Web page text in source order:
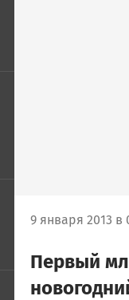
9 января 2013 в
Первый